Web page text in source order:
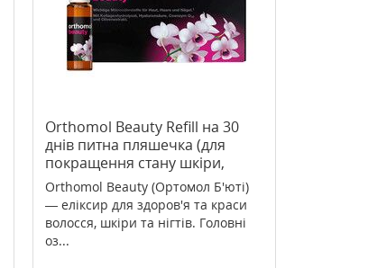
Orthomol Beauty Refill на 30
днів питна пляшечка (для
покращення стану шкіри,
нігтів та волосся)
Orthomol Beauty (Ортомол Б'юті)
— еліксир для здоров'я та краси
волосся, шкіри та нігтів. Головні
оз...